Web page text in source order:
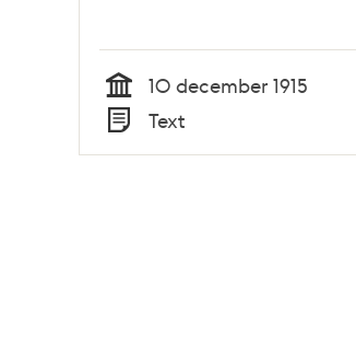
Tid
10 december 1915
Typ
Text